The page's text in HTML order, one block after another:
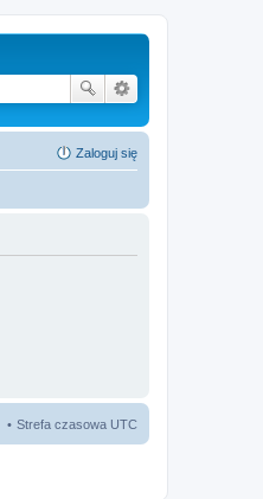
Zaloguj się
Strefa czasowa UTC